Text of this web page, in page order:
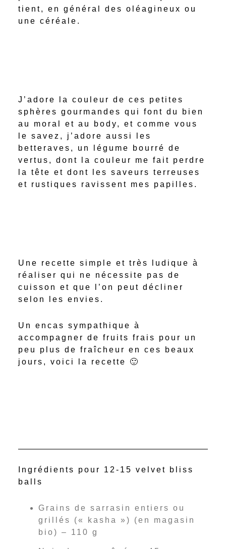
tient, en général des oléagineux ou
une céréale.
J’adore la couleur de ces petites
sphères gourmandes qui font du bien
au moral et au body, et comme vous
le savez, j’adore aussi les
betteraves, un légume bourré de
vertus, dont la couleur me fait perdre
la tête et dont les saveurs terreuses
et rustiques ravissent mes papilles.
Une recette simple et très ludique à
réaliser qui ne nécessite pas de
cuisson et que l’on peut décliner
selon les envies.
Un encas sympathique à
accompagner de fruits frais pour un
peu plus de fraîcheur en ces beaux
jours, voici la recette 🙂
Ingrédients pour 12-15 velvet bliss
balls
Grains de sarrasin entiers ou
grillés (« kasha ») (en magasin
bio) – 110 g